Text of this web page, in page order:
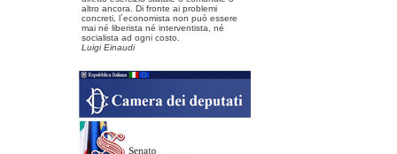
altro ancora. Di fronte ai problemi
concreti, l´economista non può essere
mai né liberista né interventista, né
socialista ad ogni costo.
Luigi Einaudi